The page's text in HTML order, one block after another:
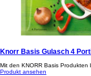
Knorr Basis Gulasch 4
Mit den KNORR Basis
Produkt ansehen